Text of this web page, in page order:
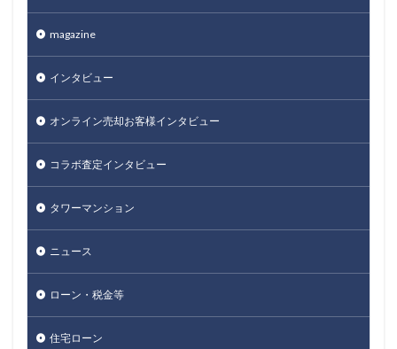
magazine
インタビュー
オンライン売却お客様インタビュー
コラボ査定インタビュー
タワーマンション
ニュース
ローン・税金等
住宅ローン